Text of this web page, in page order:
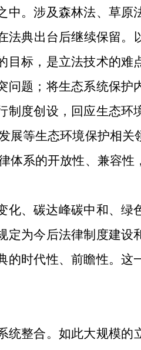
。涉及森林法、草原
法典出台后继续保留。
目标，是立法技术的难
题；将生态系统保护
度创设，回应生态环
展等生态环境保护相关
体系的开放性、兼容性
化、碳达峰碳中和、绿
为今后法律制度建设
时代性、前瞻性。这
统整合。如此大规模的